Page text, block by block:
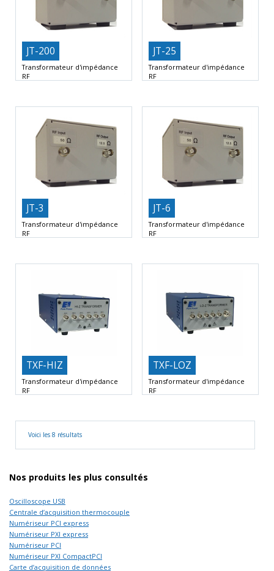
JT-200
Transformateur d'impédance
RF
JT-25
Transformateur d'impédance
RF
JT-3
Transformateur d'impédance
RF
JT-6
Transformateur d'impédance
RF
TXF-HIZ
Transformateur d'impédance
RF
TXF-LOZ
Transformateur d'impédance
RF
Voici les 8 résultats
Nos produits les plus consultés
Oscilloscope USB
Centrale d’acquisition thermocouple
Numériseur PCI express
Numériseur PXI express
Numériseur PCI
Numériseur PXI CompactPCI
Carte d’acquisition de données